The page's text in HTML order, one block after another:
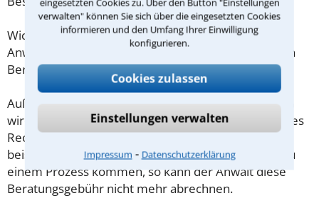
verwalten" können Sie sich über die eingesetzten Cookies
informieren und den Umfang Ihrer Einwilligung
konfigurieren.
Cookies zulassen
Einstellungen verwalten
Impressum ⁃ Datenschutzerklärung
Wichtig daher: Klären Sie die Kostenfrage mit Ihrem
Anwalt aus Vohenstrauß schon zu Beginn der ersten
Beratung.
Außerdem gut zu wissen: Gemäß § 34 Absatz 2 RVG
wird die Beratungsgebühr auf weitere Tätigkeiten des
Rechtsanwalts angerechnet. Sollte es also
beispielsweise aufgrund des Beratungsgesprächs zu
einem Prozess kommen, so kann der Anwalt diese
Beratungsgebühr nicht mehr abrechnen.